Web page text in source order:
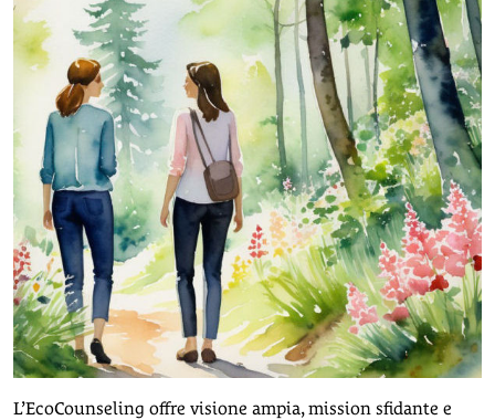
L’EcoCounseling offre visione ampia, mission sfidante e